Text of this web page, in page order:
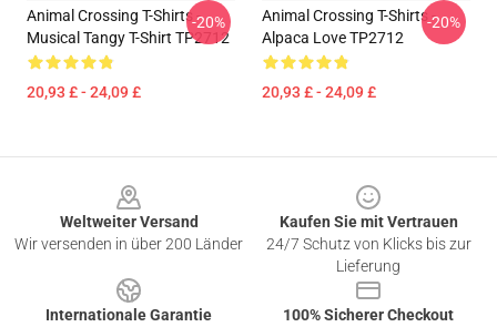
Animal Crossing T-Shirts -
Musical Tangy T-Shirt TP2712
20,93 £ - 24,09 £
-20%
Animal Crossing T-Shirts -
Alpaca Love TP2712
20,93 £ - 24,09 £
-20%
Weltweiter Versand
Wir versenden in über 200 Länder
Kaufen Sie mit Vertrauen
24/7 Schutz von Klicks bis zur
Lieferung
Internationale Garantie
100% Sicherer Checkout